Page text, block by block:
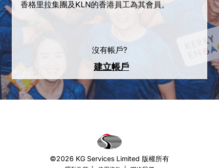
香格里拉集團及KLN的香港員工為其會員。
沒有帳戶?
建立帳戶
©2026 KG Services Limited 版權所有